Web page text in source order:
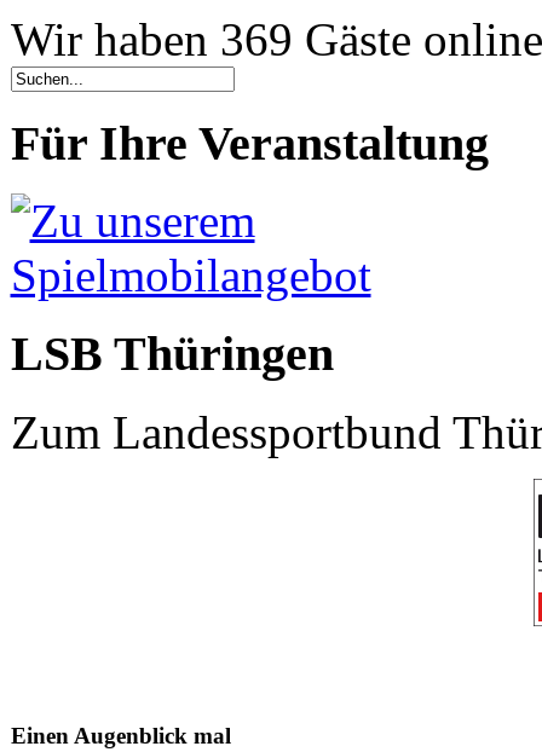
Wir haben 369 Gäste online
Für Ihre Veranstaltung
LSB Thüringen
Zum Landessportbund
Einen Augenblick mal